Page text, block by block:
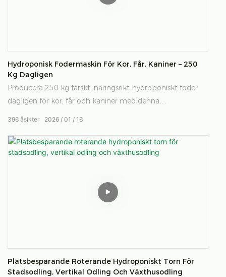
Hydroponisk Fodermaskin För Kor, Får, Kaniner – 250
Kg Dagligen
Producera 250 kg färskt, näringsrikt hydroponiskt foder
dagligen för kor, får och kaniner med denna
grönt foder året runt.
2026 01 16
396 åsikter
Platsbesparande Roterande Hydroponiskt Torn För
Stadsodling, Vertikal Odling Och Växthusodling